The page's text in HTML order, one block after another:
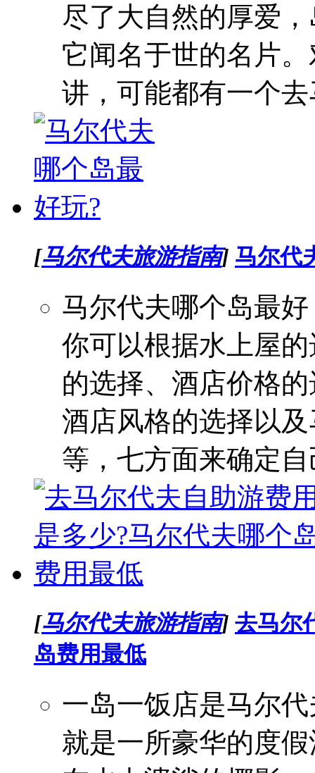
尽了大自然的厚爱
它闻名于世的名片
讲，可能都有一个
[马尔代夫旅游指南] 马尔代
马尔代夫哪个岛最
你可以根据水上屋
的选择、酒店价格
酒店风格的选择以
等，七方面来确定
[马尔代夫旅游指南] 去马尔
岛费用最低
一岛一饭店是马尔
就是一所豪华的度